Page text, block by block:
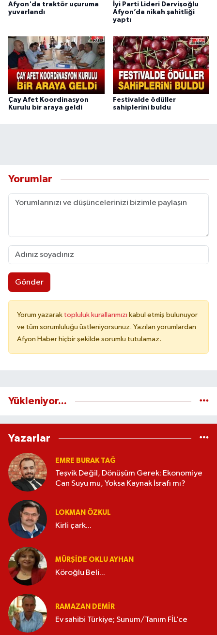
Afyon'da traktör uçuruma
yuvarlandı
İyi Parti Lideri Dervişoğlu
Afyon’da nikah şahitliği
yaptı
Çay Afet Koordinasyon
Kurulu bir araya geldi
Festivalde ödüller
sahiplerini buldu
Yorumlar
Gönder
Yorum yazarak topluluk kurallarımızı kabul etmiş bulunuyor
ve tüm sorumluluğu üstleniyorsunuz. Yazılan yorumlardan
Afyon Haber hiçbir şekilde sorumlu tutulamaz.
Yükleniyor...
Yazarlar
EMRE BURAK TAĞ
Teşvik Değil, Dönüşüm Gerek: Ekonomiye
Can Suyu mu, Yoksa Kaynak İsrafı mı?
LOKMAN ÖZKUL
Kirli çark...
MÜRŞIDE OKLU AYHAN
Köroğlu Beli...
RAMAZAN DEMİR
Ev sahibi Türkiye; Sunum/Tanım FİL’ce